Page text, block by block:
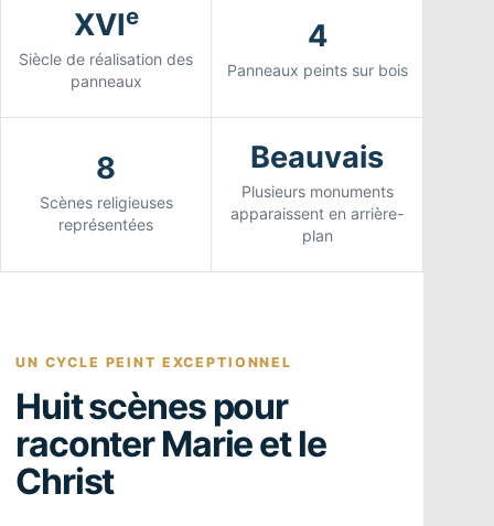
XVIe
Siècle de réalisation des
panneaux
4
Panneaux peints sur bois
8
Scènes religieuses
représentées
Beauvais
Plusieurs monuments
apparaissent en arrière-
plan
UN CYCLE PEINT EXCEPTIONNEL
Huit scènes pour
raconter Marie et le
Christ